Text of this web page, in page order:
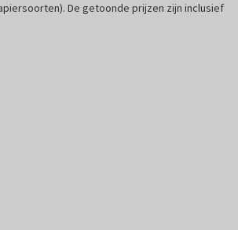
De getoonde prijzen zijn inclusief